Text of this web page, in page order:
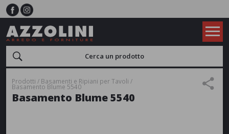
Prodotti Basamenti e Ripiani per Tavoli
Basamento Blume 5540
Basamento Blume 5540